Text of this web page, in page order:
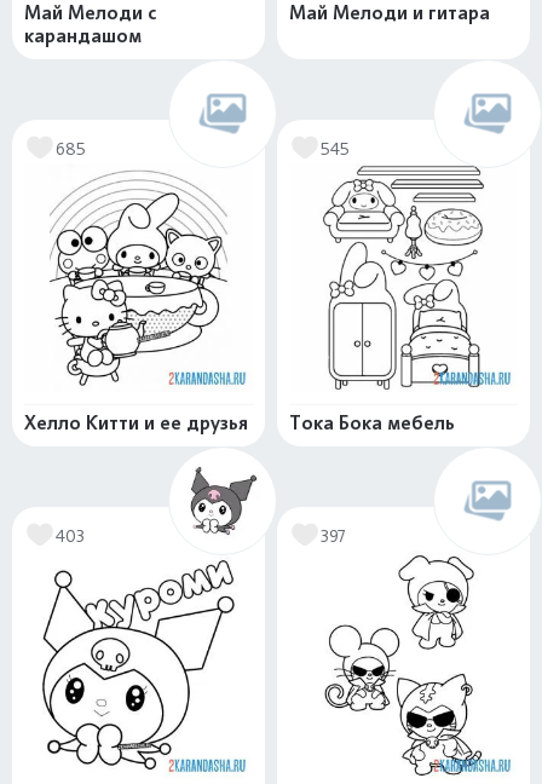
Май Мелоди с
карандашом
Май Мелоди и гитара
685
Хелло Китти и ее друзья
545
Тока Бока мебель
403 397